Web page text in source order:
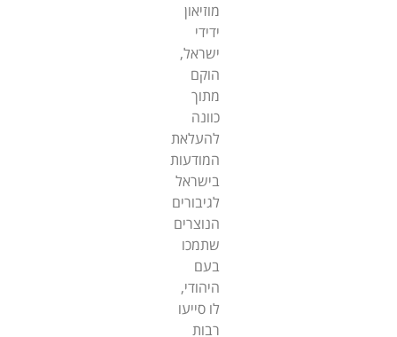
מוזיאון
ידידי
ישראל,
הוקם
מתוך
כוונה
להעלאת
המודעות
בישראל
לגיבורים
הנוצרים
שתמכו
בעם
היהודי,
לו סייעו
רבות